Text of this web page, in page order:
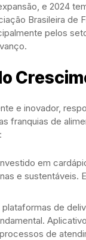
e 2024
Brasileira de
pelos
e inovador,
franquias de
em
e sustentáveis.
de
de